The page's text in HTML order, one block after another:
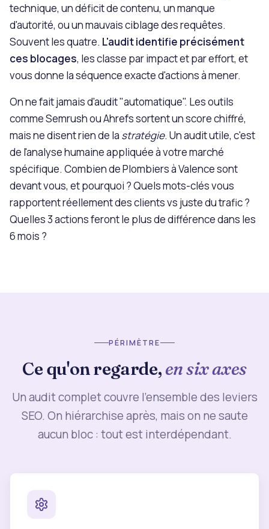
technique, un déficit de contenu, un manque
d'autorité, ou un mauvais ciblage des requêtes.
Souvent les quatre. L'audit identifie précisément
ces blocages, les classe par impact et par effort, et
vous donne la séquence exacte d'actions à mener.
On ne fait jamais d'audit "automatique". Les outils
comme Semrush ou Ahrefs sortent un score chiffré,
mais ne disent rien de la stratégie. Un audit utile, c'est
de l'analyse humaine appliquée à votre marché
spécifique. Combien de Plombiers à Valence sont
devant vous, et pourquoi ? Quels mots-clés vous
rapportent réellement des clients vs juste du trafic ?
Quelles 3 actions feront le plus de différence dans les
6 mois ?
PÉRIMÈTRE
Ce qu'on regarde, en six axes
Un audit complet couvre l'ensemble des leviers
SEO. On hiérarchise après, mais on ne saute
aucun bloc : tout est interdépendant.